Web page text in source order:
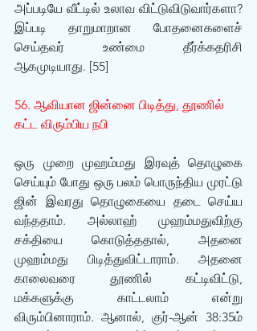
அப்படியே வீட்டில் உலாவ விட்டுவிடுவார்களா?
இப்படி தாறுமாறான போதனைகளைச்
செய்தவர் உண்மை தீர்க்கதரிசி
ஆகமுடியாது. [55]
56. ஆவியான ஜின்னை பிடித்து, தூணில்
கட்ட விரும்பிய நபி
ஒரு முறை முஹம்மது இரவுத் தொழுகை
செய்யும் போது ஒரு பலம் பொருந்திய முரட்டு
ஜின் இவரது தொழுகையை தடை செய்ய
வந்ததாம். அல்லாஹ் முஹம்மதுவிற்கு
சக்தியை கொடுத்ததால், அதனை
முஹம்மது பிடித்துவிட்டாராம். அதனை
காலைவரை தூணில் கட்டிவிட்டு,
மக்களுக்கு காட்டலாம் என்று
விரும்பினாராம். ஆனால், குர்-ஆன் 38:35ம்